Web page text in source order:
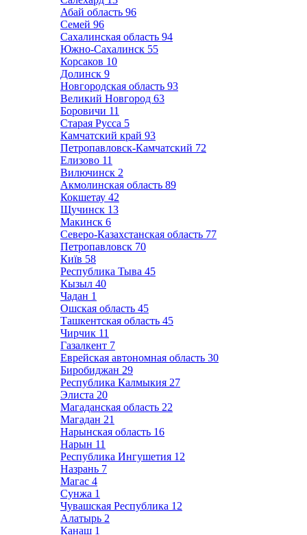
Абай область 96
Семей 96
Сахалинская область 94
Южно-Сахалинск 55
Корсаков 10
Долинск 9
Новгородская область 93
Великий Новгород 63
Боровичи 11
Старая Русса 5
Камчатский край 93
Петропавловск-Камчатский 72
Елизово 11
Вилючинск 2
Акмолинская область 89
Кокшетау 42
Щучинск 13
Макинск 6
Северо-Казахстанская область 77
Петропавловск 70
Київ 58
Республика Тыва 45
Кызыл 40
Чадан 1
Ошская область 45
Ташкентская область 45
Чирчик 11
Газалкент 7
Еврейская автономная область 30
Биробиджан 29
Республика Калмыкия 27
Элиста 20
Магаданская область 22
Магадан 21
Нарынская область 16
Нарын 11
Республика Ингушетия 12
Назрань 7
Магас 4
Сунжа 1
Чувашская Республика 12
Алатырь 2
Канаш 1